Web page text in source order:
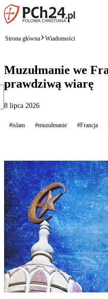
Strona główna Wiadomości
Muzułmanie we
prawdziwą wiarę
8 lipca 2026
#islam #muzułmanie #Francja